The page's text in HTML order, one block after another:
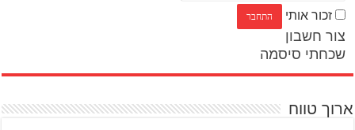
זכור אותי
צור חשבון
שכחתי סיסמה
ארוך טווח